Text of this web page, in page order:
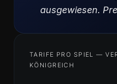
ausgewiesen.
TARIFE PRO SPIEL —
KÖNIGREICH